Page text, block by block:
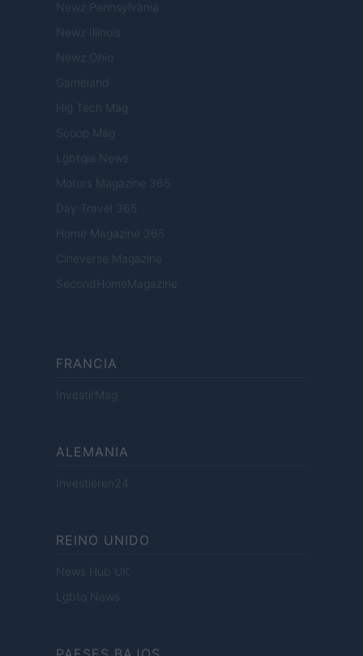
Newz Pennsylvania
Newz Illinois
Newz Ohio
Gameland
Hig Tech Mag
Scoop Mag
Lgbtqia News
Motors Magazine 365
Day Travel 365
Home Magazine 365
Cineverse Magazine
SecondHomeMagazine
FRANCIA
InvestirMag
ALEMANIA
Investieren24
REINO UNIDO
News Hub UK
Lgbtq News